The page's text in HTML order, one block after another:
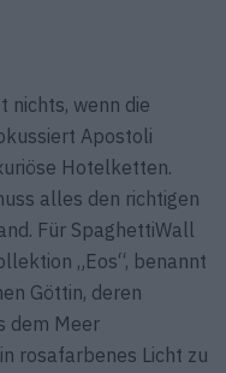
nichts, wenn die
Apostoli
Hotelketten.
alles den richtigen
Für SpaghettiWall
„Eos“, benannt
Göttin, deren
dem Meer
rosafarbenes Licht zu